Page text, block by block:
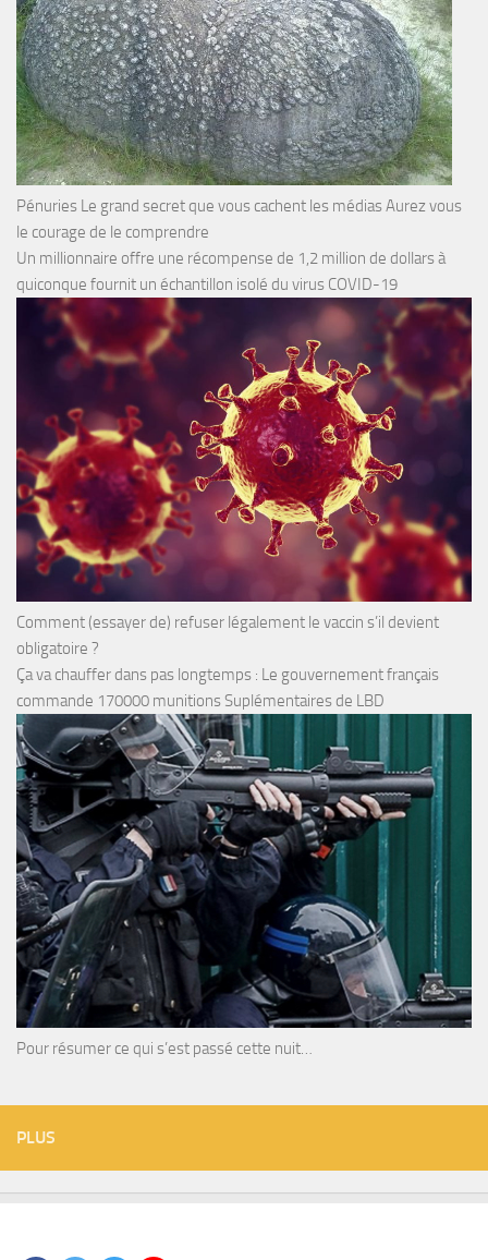
Pénuries Le grand secret que vous cachent les médias Aurez vous
le courage de le comprendre
Un millionnaire offre une récompense de 1,2 million de dollars à
quiconque fournit un échantillon isolé du virus COVID-19
Comment (essayer de) refuser légalement le vaccin s’il devient
obligatoire ?
Ça va chauffer dans pas longtemps : Le gouvernement français
commande 170000 munitions Suplémentaires de LBD
Pour résumer ce qui s’est passé cette nuit…
PLUS